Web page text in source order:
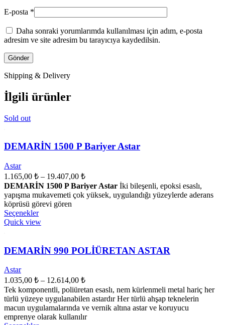
E-posta *
Daha sonraki yorumlarımda kullanılması için adım, e-posta
adresim ve site adresim bu tarayıcıya kaydedilsin.
Shipping & Delivery
İlgili ürünler
Sold out
DEMARİN 1500 P Bariyer Astar
Astar
1.165,00 ₺ – 19.407,00 ₺Fiyat
aralığı:
1.165,00 ₺
DEMARİN 1500 P Bariyer Astar İki bileşenli, epoksi esaslı,
yapışma mukavemeti çok yüksek, uygulandığı yüzeylerde aderans
köprüsü görevi gören
SeçeneklerBu
ürünün
varyasyonu
var.
ürün
sayfasından
seçilebilir
Quick view
DEMARİN 990 POLİÜRETAN ASTAR
Astar
1.035,00 ₺ – 12.614,00 ₺Fiyat
aralığı:
1.035,00 ₺
-
12.614,00 ₺
Tek komponentli, poliüretan esaslı, nem kürlenmeli metal hariç her
türlü yüzeye uygulanabilen astardır Her türlü ahşap teknelerin
macun uygulamalarında ve vernik altına astar ve koruyucu
emprenye olarak kullanılır